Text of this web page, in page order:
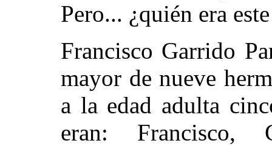
Pero... ¿quién era
Francisco Garrido
mayor de nueve
a la edad adulta
eran: Francisco,